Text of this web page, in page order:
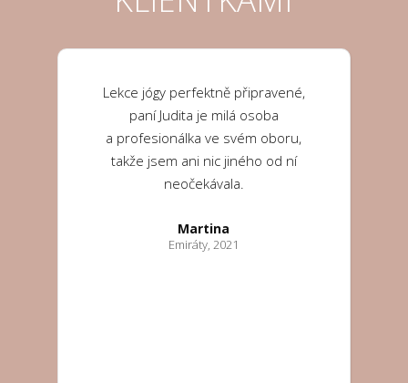
Lekce jógy perfektně připravené,
paní Judita je milá osoba
a profesionálka ve svém oboru,
takže jsem ani nic jiného od ní
neočekávala.
Martina
Emiráty, 2021
Eva